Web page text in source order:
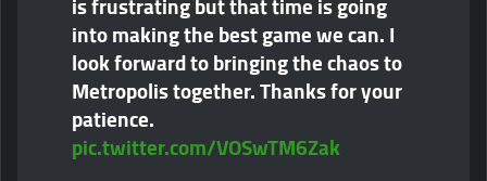
into making the best game we can. I
look forward to bringing the chaos to
Metropolis together. Thanks for your
patience.
pic.twitter.com/VOSwTM6Zak